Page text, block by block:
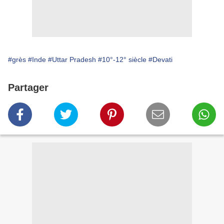
#grès #Inde #Uttar Pradesh #10°-12° siècle #Devati
Partager